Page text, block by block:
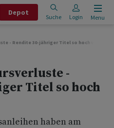
Depot
Suche Login Menu
- Rendite 30-jähriger Titel so hoch wie 2007
-
Titel so hoch
haben am